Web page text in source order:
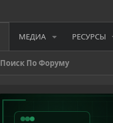
МЕДИА РЕСУРСЫ
Поиск По Форуму